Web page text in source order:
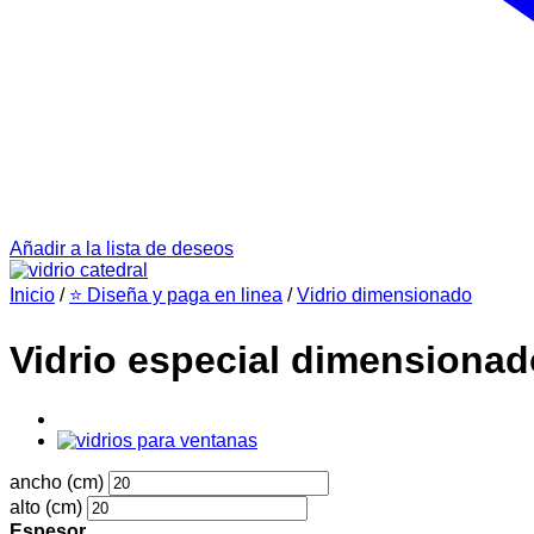
Añadir a la lista de deseos
Inicio / ⭐ Diseña y paga en linea / Vidrio dimensionado
Vidrio especial
ancho (cm)
alto (cm)